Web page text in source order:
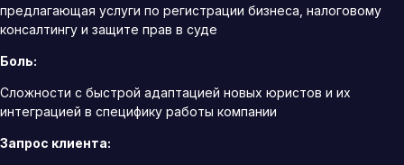
предлагающая услуги по регистрации бизнеса, налоговому
консалтингу и защите прав в суде
Боль:
Сложности с быстрой адаптацией новых юристов и их
интеграцией в специфику работы компании
Запрос клиента: